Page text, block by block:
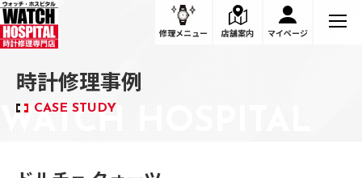
修理メニュー 店舗案内 マイページ
時計修理事例
CASE STUDY